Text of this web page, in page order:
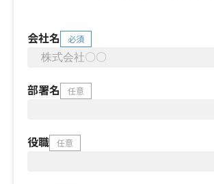
会社名 必須
部署名 任意
役職 任意